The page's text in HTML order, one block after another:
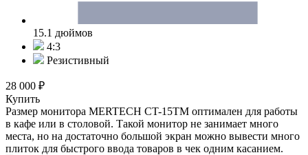
15.1 дюймов
4:3
Резистивный
28 000 ₽
Купить
Размер монитора MERTECH CT-15ТM оптимален для работы
в кафе или в столовой. Такой монитор не занимает много
места, но на достаточно большой экран можно вывести много
плиток для быстрого ввода товаров в чек одним касанием.